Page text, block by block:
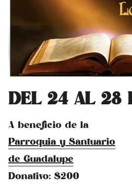
DEL 24 AL 28
A beneficio de la
Parroquia y Santuario
de Guadalupe
Donativo: $200